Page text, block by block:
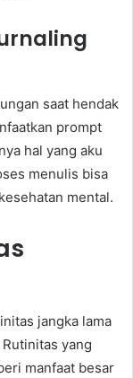
saat hendak
prompt
hal yang aku
menulis bisa
mental.
jangka lama
yang
manfaat besar